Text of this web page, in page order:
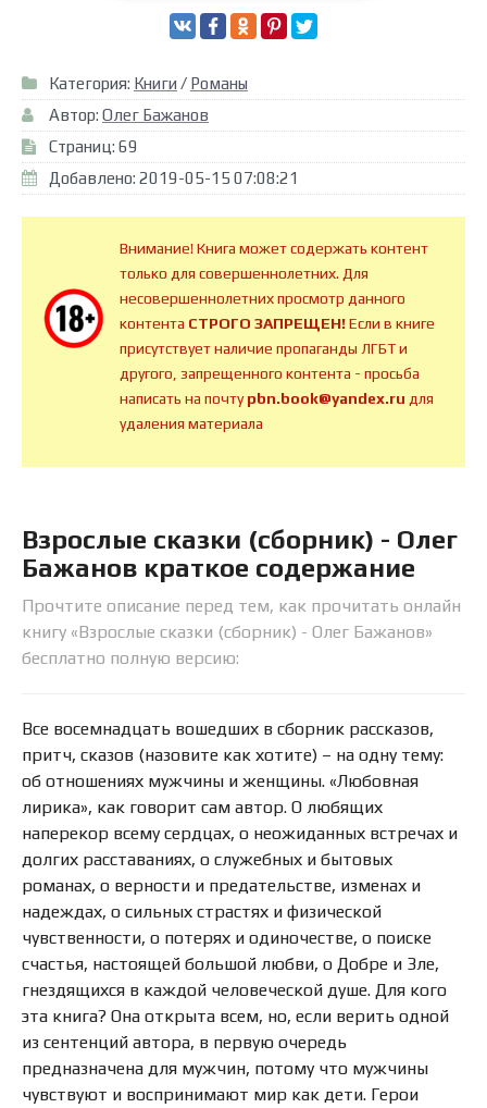
Категория: Книги / Романы
Автор: Олег Бажанов
Страниц: 69
Добавлено: 2019-05-15 07:08:21
Внимание! Книга может содержать контент
только для совершеннолетних. Для
несовершеннолетних просмотр данного
контента СТРОГО ЗАПРЕЩЕН!Если в книге
присутствует наличие пропаганды ЛГБТ и
другого, запрещенного контента - просьба
написать на почтуpbn.book@yandex.ru для
удаления материала
Взрослые сказки (сборник) - Олег
Бажанов краткое содержание
Прочтите описание перед тем, как прочитать онлайн
книгу «Взрослые сказки (сборник) - Олег Бажанов»
бесплатно полную версию:
Все восемнадцать вошедших в сборник рассказов,
притч, сказов (назовите как хотите) – на одну тему:
об отношениях мужчины и женщины. «Любовная
лирика», как говорит сам автор. О любящих
наперекор всему сердцах, о неожиданных встречах и
долгих расставаниях, о служебных и бытовых
романах, о верности и предательстве, изменах и
надеждах, о сильных страстях и физической
чувственности, о потерях и одиночестве, о поиске
счастья, настоящей большой любви, о Добре и Зле,
гнездящихся в каждой человеческой душе. Для кого
эта книга? Она открыта всем, но, если верить одной
из сентенций автора, в первую очередь
предназначена для мужчин, потому что мужчины
чувствуют и воспринимают мир как дети. Герои